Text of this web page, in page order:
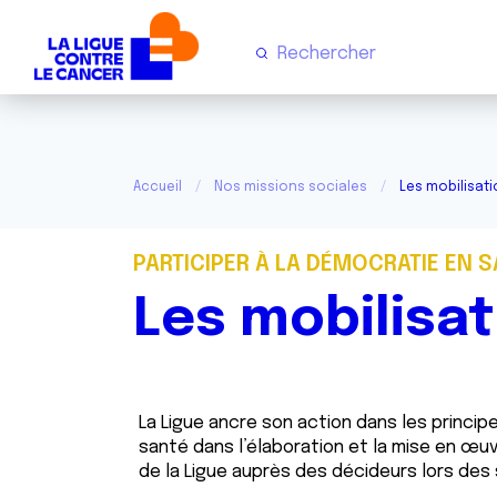
Accueil Nos missions sociales Les
PARTICIPER À LA DÉMOCRATIE EN
Les
La Ligue ancre son action dans les
santé dans l’élaboration et la mise en
de la Ligue auprès des décideurs lors